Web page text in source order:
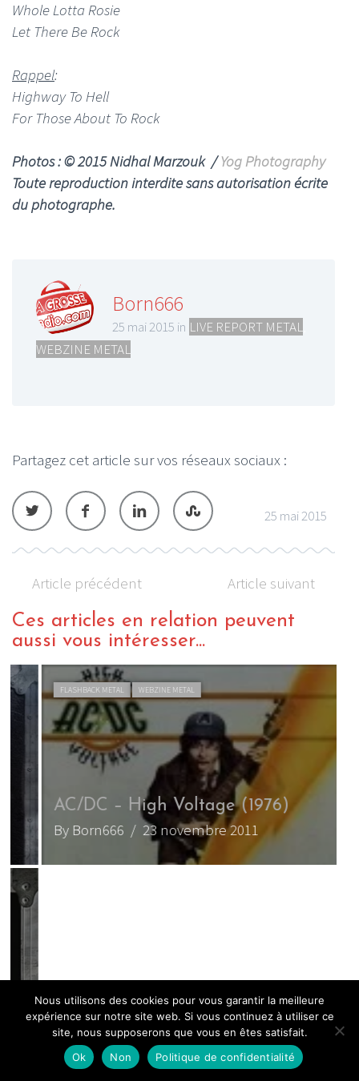
Whole Lotta Rosie
Let There Be Rock
Rappel:
Highway To Hell
For Those About To Rock
Photos : © 2015 Nidhal Marzouk /Yog Photography
Toute reproduction interdite sans autorisation écrite
du photographe.
Born666
25 mai 2015 in LIVE REPORT METAL
WEBZINE METAL
Partagez cet article sur vos réseaux sociaux :
25 mai 2015
Article précédent Article suivant
Ces articles en relation peuvent
aussi vous intéresser...
FLASHBACK METAL WEBZINE METAL
AC/DC – High Voltage (1976)
By Born666/ 23 novembre 2011
Nous utilisons des cookies pour vous garantir la meilleure
expérience sur notre site web. Si vous continuez à utiliser ce
site, nous supposerons que vous en êtes satisfait.
Ok
Non Politique de confidentialité